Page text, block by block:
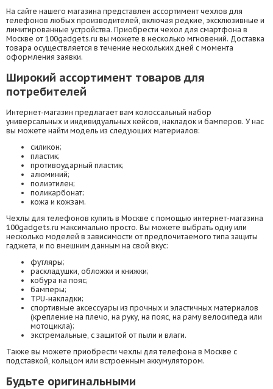
На сайте нашего магазина представлен ассортимент чехлов для
телефонов любых производителей, включая редкие, эксклюзивные и
лимитированные устройства. Приобрести чехол для смартфона в
Москве от 100gadgets.ru вы можете в несколько мгновений. Доставка
товара осуществляется в течение нескольких дней с момента
оформления заявки.
Широкий ассортимент товаров для
потребителей
Интернет-магазин предлагает вам колоссальный набор
универсальных и индивидуальных кейсов, накладок и бамперов. У нас
вы можете найти модель из следующих материалов:
силикон;
пластик;
противоударный пластик;
алюминий;
полиэтилен;
поликарбонат;
кожа и кожзам.
Чехлы для телефонов купить в Москве с помощью интернет-магазина
100gadgets.ru максимально просто. Вы можете выбрать одну или
несколько моделей в зависимости от предпочитаемого типа защиты
гаджета, и по внешним данным на свой вкус:
футляры;
раскладушки, обложки и книжки;
кобура на пояс;
бамперы;
TPU-накладки;
спортивные аксессуары из прочных и эластичных материалов
(крепление на плечо, на руку, на пояс, на раму велосипеда или
мотоцикла);
экстремальные, с защитой от пыли и влаги.
Также вы можете приобрести чехлы для телефона в Москве с
подставкой, кольцом или встроенным аккумулятором.
Будьте оригинальными